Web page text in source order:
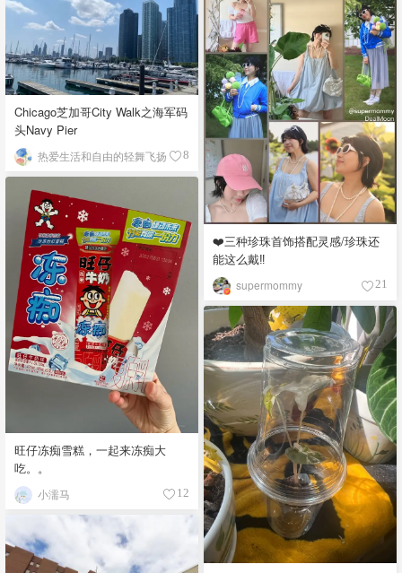
❤️三种珍珠首饰搭配灵感/珍珠还
能这么戴‼️
supermommy 21
Chicago芝加哥City Walk之海军码
头Navy Pier
热爱生活和自由的轻舞飞扬 8
旺仔冻痴雪糕，一起来冻痴大
吃。。
小濡马 12